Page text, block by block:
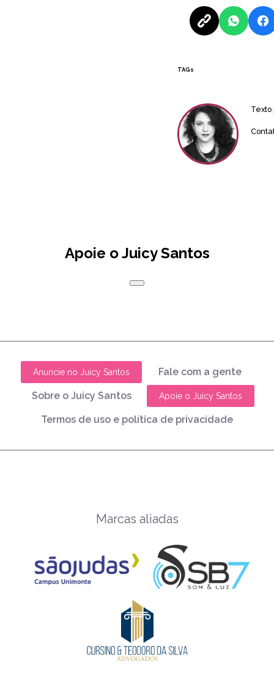
TAGs
Texto
Apoie o Juicy Santos
Anuncie no Juicy Santos Fale com a gente
Sobre o Juicy Santos Apoie o Juicy Santos
Termos de uso e política de privacidade
Marcas aliadas